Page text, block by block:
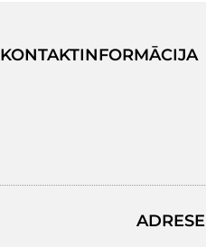
KONTAKTINFORMĀCIJA
ADRESE